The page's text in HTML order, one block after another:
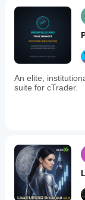
真实
使用
中的
现。
An elite,
suite for cTrader.